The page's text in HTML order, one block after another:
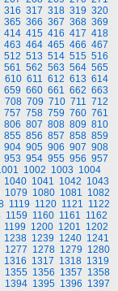
316 317 318 319 320
365 366 367 368 369
414 415 416 417 418
463 464 465 466 467
512 513 514 515 516
561 562 563 564 565
610 611 612 613 614
659 660 661 662 663
708 709 710 711 712
757 758 759 760 761
806 807 808 809 810
855 856 857 858 859
904 905 906 907 908
953 954 955 956 957
1002 1003 1004
1040 1041 1042 1043
1079 1080 1081 1082
1119 1120 1121 1122
1159 1160 1161 1162
1199 1200 1201 1202
1238 1239 1240 1241
1277 1278 1279 1280
1316 1317 1318 1319
1355 1356 1357 1358
1394 1395 1396 1397